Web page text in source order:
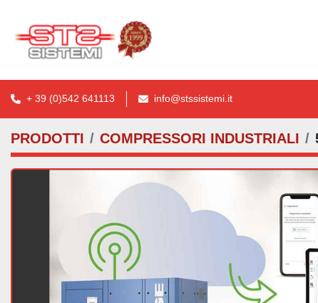
+ 39 (0)542 641113 info@stssistemi.it
PRODOTTI COMPRESSORI INDUSTRIALI